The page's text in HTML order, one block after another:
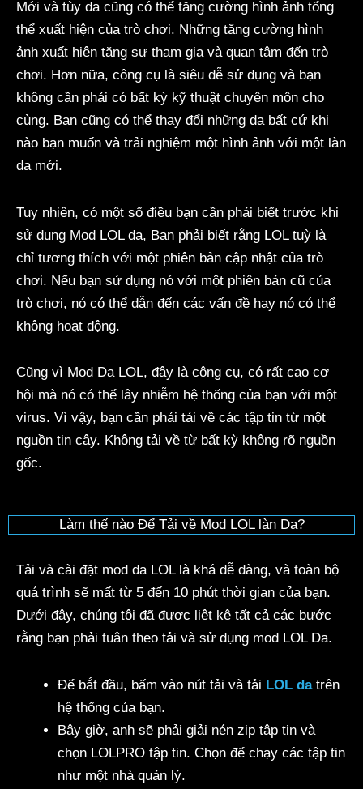
Mới và tùy da cũng có thể tăng cường hình ảnh tổng
thể xuất hiện của trò chơi. Những tăng cường hình
ảnh xuất hiện tăng sự tham gia và quan tâm đến trò
chơi. Hơn nữa, công cụ là siêu dễ sử dụng và bạn
không cần phải có bất kỳ kỹ thuật chuyên môn cho
cùng. Bạn cũng có thể thay đổi những da bất cứ khi
nào bạn muốn và trải nghiệm một hình ảnh với một làn
da mới.
Tuy nhiên, có một số điều bạn cần phải biết trước khi
sử dụng Mod LOL da, Bạn phải biết rằng LOL tuỳ là
chỉ tương thích với một phiên bản cập nhật của trò
chơi. Nếu bạn sử dụng nó với một phiên bản cũ của
trò chơi, nó có thể dẫn đến các vấn đề hay nó có thể
không hoạt động.
Cũng vì Mod Da LOL, đây là công cụ, có rất cao cơ
hội mà nó có thể lây nhiễm hệ thống của bạn với một
virus. Vì vậy, bạn cần phải tải về các tập tin từ một
nguồn tin cậy. Không tải về từ bất kỳ không rõ nguồn
gốc.
Làm thế nào Để Tải về Mod LOL làn Da?
Tải và cài đặt mod da LOL là khá dễ dàng, và toàn bộ
quá trình sẽ mất từ 5 đến 10 phút thời gian của bạn.
Dưới đây, chúng tôi đã được liệt kê tất cả các bước
rằng bạn phải tuân theo tải và sử dụng mod LOL Da.
Để bắt đầu, bấm vào nút tải và tải LOL datrên
hệ thống của bạn.
Bây giờ, anh sẽ phải giải nén zip tập tin và
chọn LOLPRO tập tin. Chọn để chạy các tập tin
như một nhà quản lý.